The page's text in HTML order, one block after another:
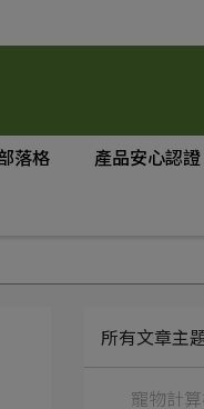
落格 產品安心認證
所有文章主
寵物計